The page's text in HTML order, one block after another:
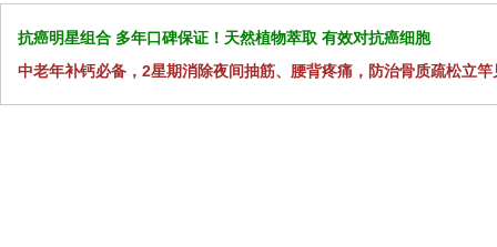
抗癌明星组合 多年口碑保证！天然植物萃取 有效对抗癌细胞
中老年补钙必备，2星期消除夜间抽筋、腰背疼痛，防治骨质疏松立竿